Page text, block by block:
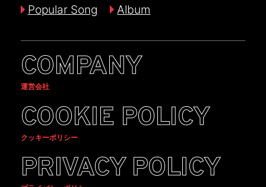
Popular Song Album
COMPANY
運営会社
COOKIE POLICY
クッキーポリシー
PRIVACY POLICY